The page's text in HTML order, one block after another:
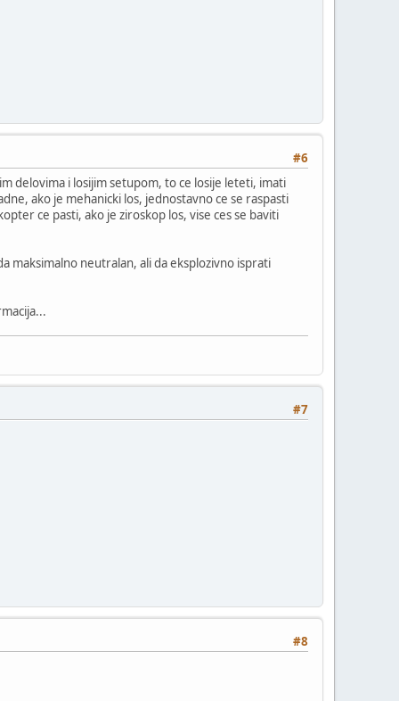
#6
delovima i losijim setupom, to ce losije leteti, imati
ako je mehanicki los, jednostavno ce se raspasti
ce pasti, ako je ziroskop los, vise ces se baviti
maksimalno neutralan, ali da eksplozivno isprati
#7
#8